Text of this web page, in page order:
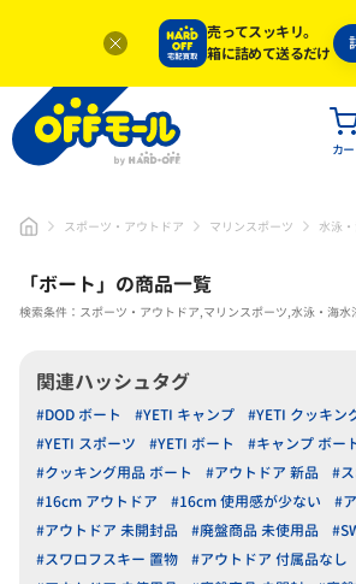
売ってスッキリ。
箱に詰めて送るだけ
カ
スポーツ・アウトドア マリンスポーツ 水泳
「ボート」 の商品一覧
検索条件：スポーツ・アウトドア,マリンスポーツ,水泳・海水
関連ハッシュタグ
#DOD ボート #YETI キャンプ
#YETI クッキン
#YETI スポーツ
#YETI ボート
#キャンプ ボー
#クッキング用品 ボート
#アウトドア 新品
#
#16cm アウトドア
#16cm 使用感が少ない
#
#アウトドア 未開封品
#廃盤商品 未使用品
#スワロフスキー 置物
#アウトドア 付属品なし